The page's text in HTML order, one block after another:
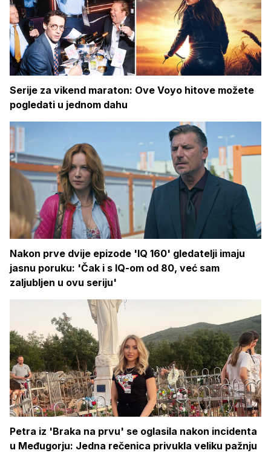
Serije za vikend maraton: Ove Voyo hitove možete
pogledati u jednom dahu
Nakon prve dvije epizode 'IQ 160' gledatelji imaju
jasnu poruku: 'Čak i s IQ-om od 80, već sam
zaljubljen u ovu seriju'
Petra iz 'Braka na prvu' se oglasila nakon incidenta
u Međugorju: Jedna rečenica privukla veliku pažnju